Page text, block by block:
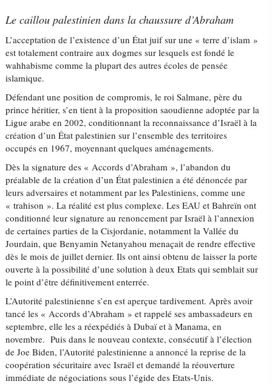
Le caillou palestinien dans la chaussure d’Abraham
L’acceptation de l’existence d’un État juif sur une « terre d’islam »
est totalement contraire aux dogmes sur lesquels est fondé le
wahhabisme comme la plupart des autres écoles de pensée
islamique.
Défendant une position de compromis, le roi Salmane, père du
prince héritier, s’en tient à la proposition saoudienne adoptée par la
Ligue arabe en 2002, conditionnant la reconnaissance d’Israël à la
création d’un État palestinien sur l’ensemble des territoires
occupés en 1967, moyennant quelques aménagements.
Dès la signature des « Accords d’Abraham », l’abandon du
préalable de la création d’un État palestinien a été dénoncée par
leurs adversaires et notamment par les Palestiniens, comme une
« trahison ». La réalité est plus complexe. Les EAU et Bahreïn ont
conditionné leur signature au renoncement par Israël à l’annexion
de certaines parties de la Cisjordanie, notamment la Vallée du
Jourdain, que Benyamin Netanyahou menaçait de rendre effective
dès le mois de juillet dernier. Ils ont ainsi obtenu de laisser la porte
ouverte à la possibilité d’une solution à deux Etats qui semblait sur
le point d’être définitivement enterrée.
L’Autorité palestinienne s’en est aperçue tardivement. Après avoir
tancé les « Accords d’Abraham » et rappelé ses ambassadeurs en
septembre, elle les a réexpédiés à Dubaï et à Manama, en
novembre. Puis dans le nouveau contexte, consécutif à l’élection
de Joe Biden, l’Autorité palestinienne a annoncé la reprise de la
coopération sécuritaire avec Israël et demandé la réouverture
immédiate de négociations sous l’égide des Etats-Unis.